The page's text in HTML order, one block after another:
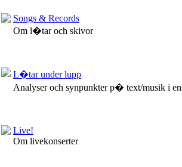
Songs & Records
Om l�tar och skivor
L�tar under lupp
Analyser och synpunkter p� text/musik i
Live!
Om livekonserter